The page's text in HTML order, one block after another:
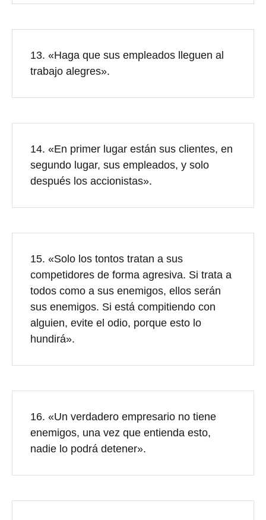
13. «Haga que sus empleados lleguen al
trabajo alegres».
14. «En primer lugar están sus clientes, en
segundo lugar, sus empleados, y solo
después los accionistas».
15. «Solo los tontos tratan a sus
competidores de forma agresiva. Si trata a
todos como a sus enemigos, ellos serán
sus enemigos. Si está compitiendo con
alguien, evite el odio, porque esto lo
hundirá».
16. «Un verdadero empresario no tiene
enemigos, una vez que entienda esto,
nadie lo podrá detener».